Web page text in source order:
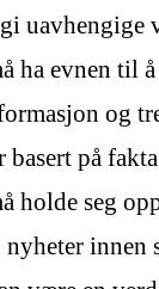
uavhengige
ha evnen til
og
på
holde seg
innen